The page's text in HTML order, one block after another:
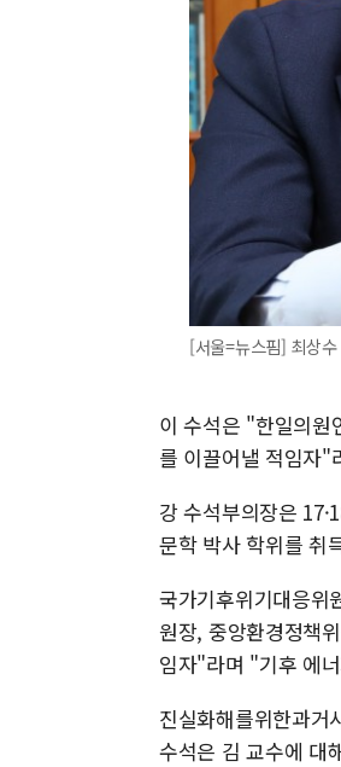
[서울=뉴스핌] 최상
이 수석은 "한일의원
를 이끌어낼 적임자"
강 수석부의장은
문학 박사 학위를 취
국가기후위기대응위
원장, 중앙환경정책
임자"라며 "기후 에
진실화해를위한과거
수석은 김 교수에 대